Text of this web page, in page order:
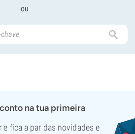
ou
na tua primeira
e fica a par das novidades e